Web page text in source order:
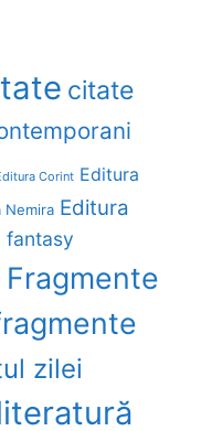
citate
Corint Editura
Nemira Editura
fantasy
Fragmente
zilei